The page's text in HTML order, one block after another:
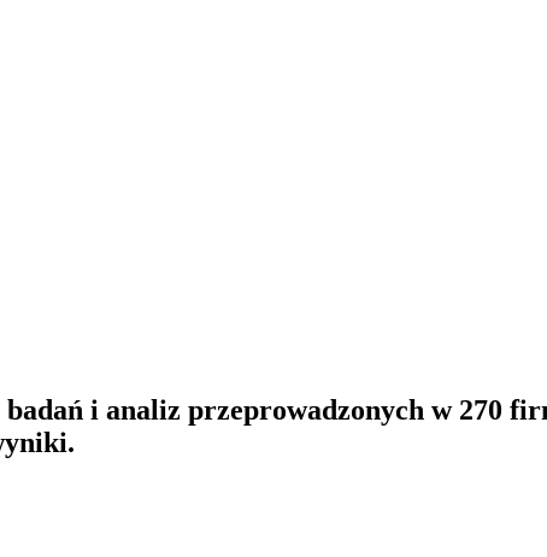
i analiz przeprowadzonych w 270